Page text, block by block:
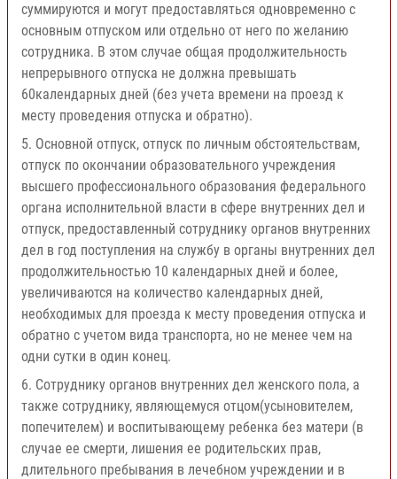
суммируются и могут предоставляться одновременно с
основным отпуском или отдельно от него по желанию
сотрудника. В этом случае общая продолжительность
непрерывного отпуска не должна превышать
60календарных дней (без учета времени на проезд к
месту проведения отпуска и обратно).
5. Основной отпуск, отпуск по личным обстоятельствам,
отпуск по окончании образовательного учреждения
высшего профессионального образования федерального
органа исполнительной власти в сфере внутренних дел и
отпуск, предоставленный сотруднику органов внутренних
дел в год поступления на службу в органы внутренних дел
продолжительностью 10 календарных дней и более,
увеличиваются на количество календарных дней,
необходимых для проезда к месту проведения отпуска и
обратно с учетом вида транспорта, но не менее чем на
одни сутки в один конец.
6. Сотруднику органов внутренних дел женского пола, а
также сотруднику, являющемуся отцом(усыновителем,
попечителем) и воспитывающему ребенка без матери (в
случае ее смерти, лишения ее родительских прав,
длительного пребывания в лечебном учреждении и в